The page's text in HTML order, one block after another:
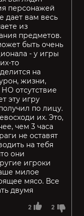
2 2
персонажей
дает вам весь
из
предметов.
быть очень
- у игры
то
на
жизни,
отсутствие
эту игру
по лицу.
их. Это,
чем 3 часа
не оставят
на тебя
они
игроки
милое
мясо. Все
двумя